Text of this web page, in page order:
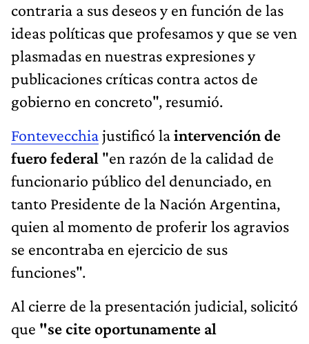
contraria a sus deseos y en función de las
ideas políticas que profesamos y que se ven
plasmadas en nuestras expresiones y
publicaciones críticas contra actos de
gobierno en concreto", resumió.
Fontevecchiajustificó laintervención de
fuero federal "en razón de la calidad de
funcionario público del denunciado, en
tanto Presidente de la Nación Argentina,
quien al momento de proferir los agravios
se encontraba en ejercicio de sus
funciones".
Al cierre de la presentación judicial, solicitó
que "se cite oportunamente al